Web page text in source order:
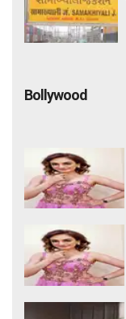
Bollywood